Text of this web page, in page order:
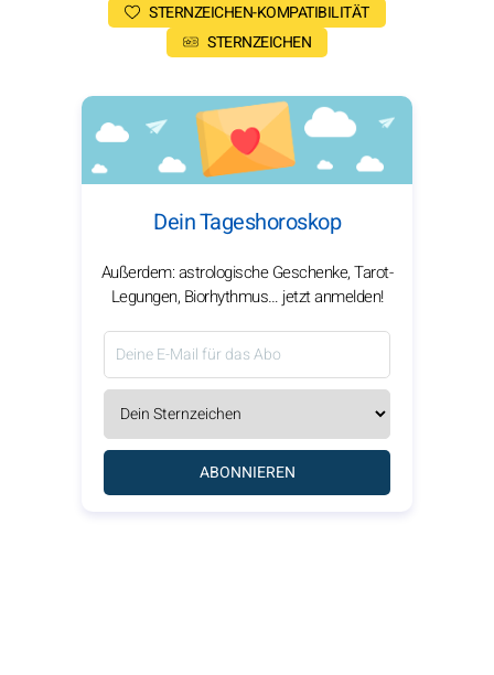
STERNZEICHEN-KOMPATIBILITÄT
STERNZEICHEN
Dein Tageshoroskop
Außerdem: astrologische Geschenke, Tarot-
Legungen, Biorhythmus… jetzt anmelden!
ABONNIEREN